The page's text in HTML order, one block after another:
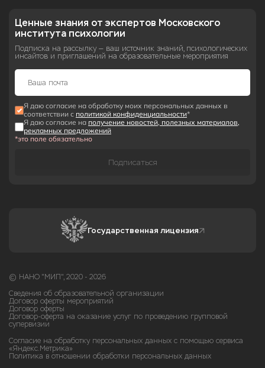
Ценные знания от экспертов Московского
института психологии
Подписка на рассылку — ваш источник знаний, психологических
инсайтов и приглашений на образовательные мероприятия
Я даю согласие на обработку моих персональных данных в
соответствии с политикой конфиденциальности*
Я даю согласие на получение новостей, полезных материалов,
рекламных предложений
*это поле обязательно
Подписаться
Государственная лицензия
© НАНО "МИП", 2020 - 2026
Сведения об образовательной организации
Договор оферты мероприятий
Договор оферты
Договор-оферта на оказание услуг по проведению групповой
супервизии
Согласие на обработку персональных данных с помощью сервиса
«Яндекс.Метрика»
Политика в отношении обработки персональных данных